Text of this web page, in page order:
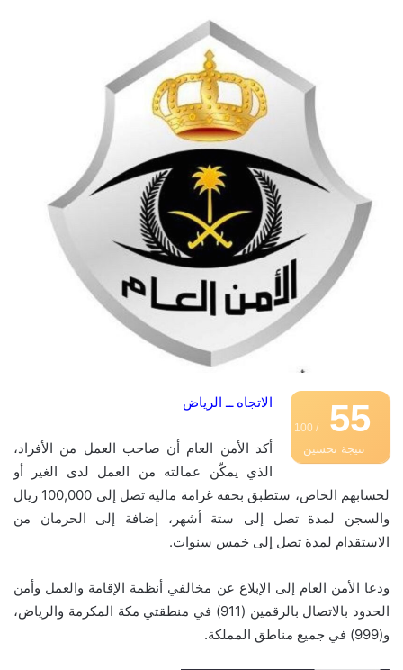
55
/ 100
نتيجة تحسين
الاتجاه ــ الرياض
أكد الأمن العام أن صاحب العمل من الأفراد،
الذي يمكّن عمالته من العمل لدى الغير أو
لحسابهم الخاص، ستطبق بحقه غرامة مالية تصل إلى 100,000 ريال
والسجن لمدة تصل إلى ستة أشهر، إضافة إلى الحرمان من
الاستقدام لمدة تصل إلى خمس سنوات.
ودعا الأمن العام إلى الإبلاغ عن مخالفي أنظمة الإقامة والعمل وأمن
الحدود بالاتصال بالرقمين (911) في منطقتي مكة المكرمة والرياض،
و(999) في جميع مناطق المملكة.